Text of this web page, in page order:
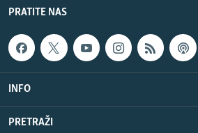
PRATITE NAS
INFO
PRETRAŽI